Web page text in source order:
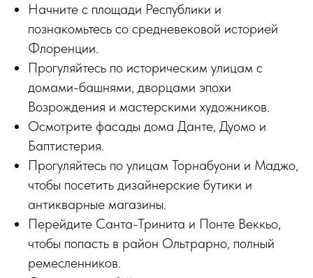
Начните с площади Республики и
познакомьтесь со средневековой историей
Флоренции.
Прогуляйтесь по историческим улицам с
домами-башнями, дворцами эпохи
Возрождения и мастерскими художников.
Осмотрите фасады дома Данте, Дуомо и
Баптистерия.
Прогуляйтесь по улицам Торнабуони и Маджо,
чтобы посетить дизайнерские бутики и
антикварные магазины.
Перейдите Санта-Тринита и Понте Веккьо,
чтобы попасть в район Ольтрарно, полный
ремесленников.